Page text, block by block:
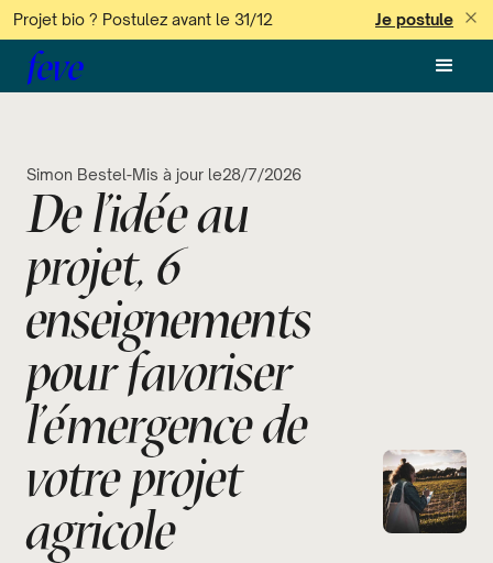
Projet bio ? Postulez avant le 31/12 Je postule
feve
Simon Bestel-Mis à jour le28/7/2026
De l'idée au
projet, 6
enseignements
pour favoriser
l'émergence de
votre projet
agricole